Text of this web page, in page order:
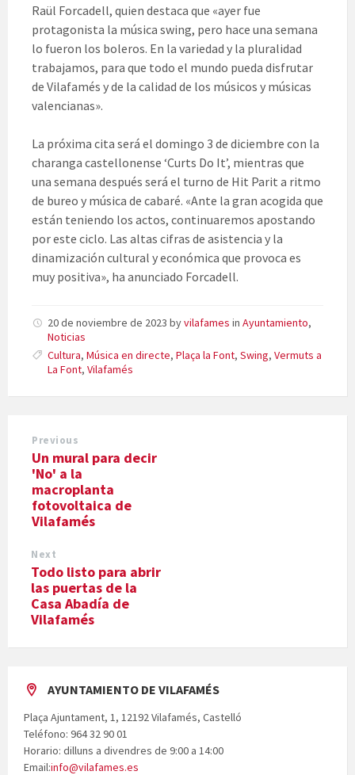
Raül Forcadell, quien destaca que «ayer fue
protagonista la música swing, pero hace una semana
lo fueron los boleros. En la variedad y la pluralidad
trabajamos, para que todo el mundo pueda disfrutar
de Vilafamés y de la calidad de los músicos y músicas
valencianas».
La próxima cita será el domingo 3 de diciembre con la
charanga castellonense ‘Curts Do It’, mientras que
una semana después será el turno de Hit Parit a ritmo
de bureo y música de cabaré. «Ante la gran acogida que
están teniendo los actos, continuaremos apostando
por este ciclo. Las altas cifras de asistencia y la
dinamización cultural y económica que provoca es
muy positiva», ha anunciado Forcadell.
20 de noviembre de 2023 byvilafames in Ayuntamiento,
Noticias
Cultura, Música en directe, Plaça la Font, Swing, Vermuts a
La Font, Vilafamés
Previous
Un mural para decir
'No' a la
macroplanta
fotovoltaica de
Vilafamés
Next
Todo listo para abrir
las puertas de la
Casa Abadía de
Vilafamés
AYUNTAMIENTO DE VILAFAMÉS
Plaça Ajuntament, 1, 12192 Vilafamés, Castelló
Teléfono: 964 32 90 01
Horario: dilluns a divendres de 9:00 a 14:00
Email:info@vilafames.es